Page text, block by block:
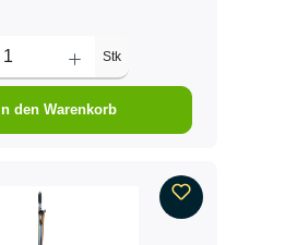
Stk
In den Warenkorb